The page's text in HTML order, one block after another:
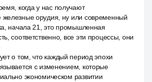
когда у нас получают
железные орудия, ну или современный
начала 21, это промышленная
соответственно, все эти процессы, они
о том, что каждый период эпохи
с изменением, которые
экономическом развитии